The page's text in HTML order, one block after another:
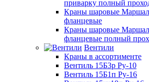
приварку полный
Краны шаровые
фланцевые
Краны шаровые Маршал
фланцевые полный
Вентили
Краны в ассортименте
Вентиль 15Б3р Ру-10
Вентиль 15Б1п Ру-16